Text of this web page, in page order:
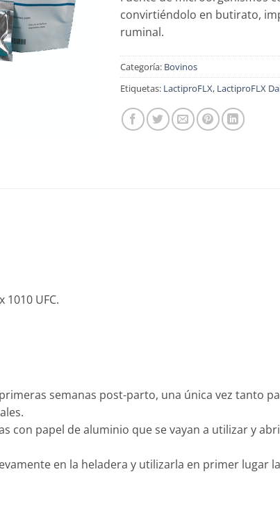
convirtiéndolo en butirato,
ruminal.
Categoría: Bovinos
Etiquetas: LactiproFLX, LactiproFLX
UFC.
semanas post-parto, una única vez tanto
con papel de aluminio que se vayan a utilizar y
en la heladera y utilizarla en primer lugar